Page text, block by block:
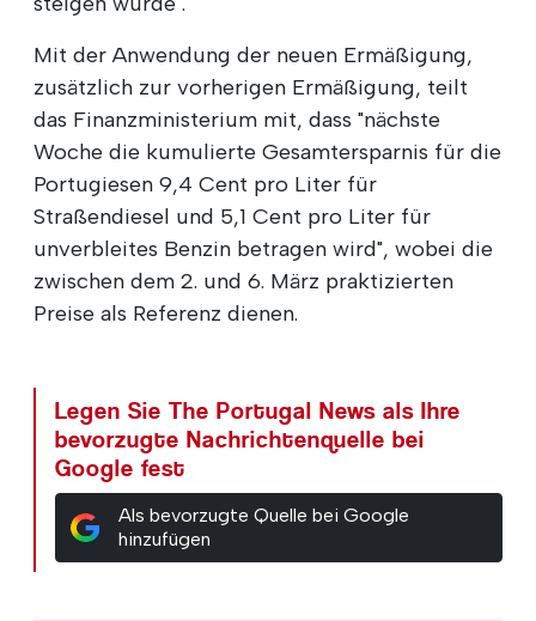
Mit der Anwendung der neuen Ermäßigung,
zusätzlich zur vorherigen Ermäßigung, teilt
das Finanzministerium mit, dass "nächste
Woche die kumulierte Gesamtersparnis für die
Portugiesen 9,4 Cent pro Liter für
Straßendiesel und 5,1 Cent pro Liter für
unverbleites Benzin betragen wird", wobei die
zwischen dem 2. und 6. März praktizierten
Preise als Referenz dienen.
Legen Sie The Portugal News als Ihre
bevorzugte Nachrichtenquelle bei
Google fest
Als bevorzugte Quelle bei Google
hinzufügen